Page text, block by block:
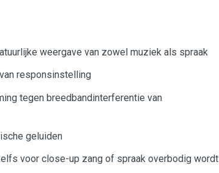
weergave van zowel muziek als spraak
responsinstelling
tegen breedbandinterferentie van
geluiden
voor close-up zang of spraak overbodig wordt